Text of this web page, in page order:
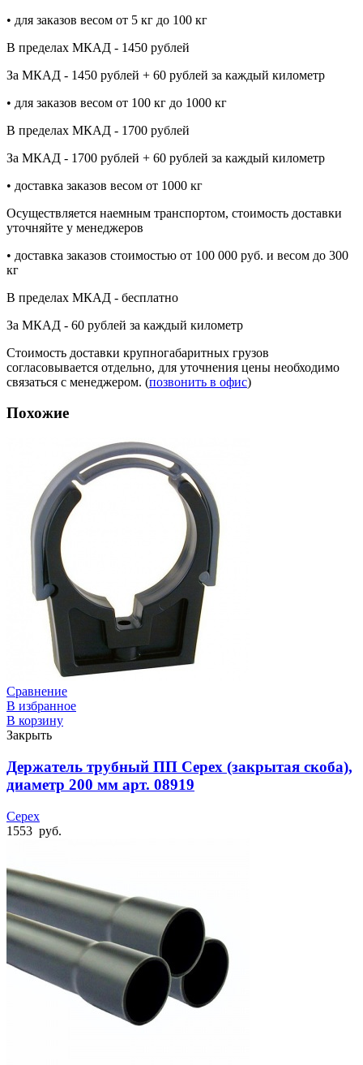
• для заказов весом от 5 кг до 100 кг
В пределах МКАД - 1450 рублей
За МКАД - 1450 рублей + 60 рублей за каждый километр
• для заказов весом от 100 кг до 1000 кг
В пределах МКАД - 1700 рублей
За МКАД - 1700 рублей + 60 рублей за каждый километр
• доставка заказов весом от 1000 кг
Осуществляется наемным транспортом, стоимость доставки
уточняйте у менеджеров
• доставка заказов стоимостью от 100 000 руб. и весом до 300
кг
В пределах МКАД - бесплатно
За МКАД - 60 рублей за каждый километр
Стоимость доставки крупногабаритных грузов
согласовывается отдельно, для уточнения цены необходимо
связаться с менеджером. (позвонить в офис)
Похожие
Сравнение
В избранное
В корзину
Закрыть
Держатель трубный ПП Cepex (закрытая скоба),
диаметр 200 мм арт. 08919
Cepex
1553 руб.